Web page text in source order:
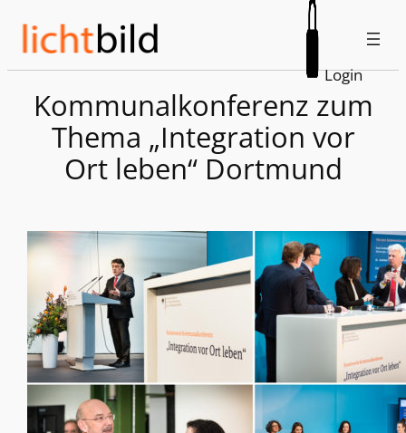
Inhalt
springen
Login
Kommunalkonferenz zum
Thema „Integration vor
Ort leben“ Dortmund